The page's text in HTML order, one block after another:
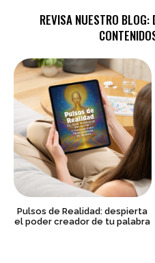
REVISA NUESTRO BLOG:
Pulsos de Realidad: despierta
el poder creador de tu palabra